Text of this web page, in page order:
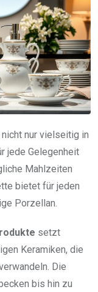
nur vielseitig in
jede Gelegenheit
Mahlzeiten
bietet für jeden
Porzellan.
setzt
Keramiken, die
Die
bis hin zu